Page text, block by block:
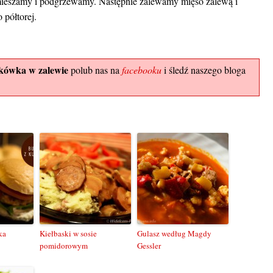
w zalewiepolub nas na facebookui śledź naszego bloga
Kiełbaski w sosie
pomidorowym
Gulasz według Magdy
Gessler